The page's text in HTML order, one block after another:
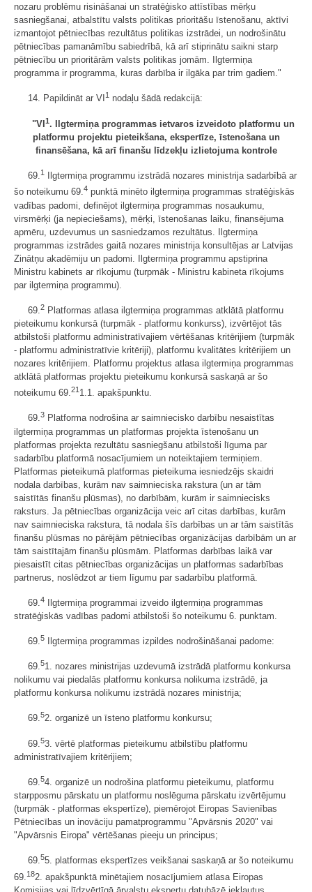
nozaru problēmu risināšanai un stratēģisko attīstības mērķu
sasniegšanai, atbalstītu valsts politikas prioritāšu īstenošanu, aktīvi
izmantojot pētniecības rezultātus politikas izstrādei, un nodrošinātu
pētniecības pamanāmību sabiedrībā, kā arī stiprinātu saikni starp
pētniecību un prioritārām valsts politikas jomām. Ilgtermiņa
programma ir programma, kuras darbība ir ilgāka par trim gadiem."
14. Papildināt ar VI 1 nodaļu šādā redakcijā:
"VI 1. Ilgtermiņa programmas ietvaros izveidoto platformu un
platformu projektu pieteikšana, ekspertīze, īstenošana un
finansēšana, kā arī finanšu līdzekļu izlietojuma kontrole
69.1
Ilgtermiņa programmu izstrādā nozares ministrija sadarbībā ar
šo noteikumu 69.4 punktā minēto ilgtermiņa programmas stratēģiskās
vadības padomi, definējot ilgtermiņa programmas nosaukumu,
virsmērķi (ja nepieciešams), mērķi, īstenošanas laiku, finansējuma
apmēru, uzdevumus un sasniedzamos rezultātus. Ilgtermiņa
programmas izstrādes gaitā nozares ministrija konsultējas ar Latvijas
Zinātņu akadēmiju un padomi. Ilgtermiņa programmu apstiprina
Ministru kabinets ar rīkojumu (turpmāk - Ministru kabineta rīkojums
par ilgtermiņa programmu).
69. 2 Platformas atlasa ilgtermiņa programmas atklātā platformu
pieteikumu konkursā (turpmāk - platformu konkurss), izvērtējot tās
atbilstoši platformu administratīvajiem vērtēšanas kritērijiem (turpmāk
- platformu administratīvie kritēriji), platformu kvalitātes kritērijiem un
nozares kritērijiem. Platformu projektus atlasa ilgtermiņa programmas
atklātā platformas projektu pieteikumu konkursā saskaņā ar šo
noteikumu 69.21 1.1. apakšpunktu.
69.3 Platforma nodrošina ar saimniecisko darbību nesaistītas
ilgtermiņa programmas un platformas projekta īstenošanu un
platformas projekta rezultātu sasniegšanu atbilstoši līguma par
sadarbību platformā nosacījumiem un noteiktajiem termiņiem.
Platformas pieteikumā platformas pieteikuma iesniedzējs skaidri
nodala darbības, kurām nav saimnieciska rakstura (un ar tām
saistītās finanšu plūsmas), no darbībām, kurām ir saimniecisks
raksturs. Ja pētniecības organizācija veic arī citas darbības, kurām
nav saimnieciska rakstura, tā nodala šīs darbības un ar tām saistītās
finanšu plūsmas no pārējām pētniecības organizācijas darbībām un ar
tām saistītajām finanšu plūsmām. Platformas darbības laikā var
piesaistīt citas pētniecības organizācijas un platformas sadarbības
partnerus, noslēdzot ar tiem līgumu par sadarbību platformā.
69. 4
Ilgtermiņa programmai izveido ilgtermiņa programmas
stratēģiskās vadības padomi atbilstoši šo noteikumu 6. punktam.
69.5 Ilgtermiņa programmas izpildes nodrošināšanai padome:
69.51. nozares ministrijas uzdevumā izstrādā platformu konkursa
nolikumu vai piedalās platformu konkursa nolikuma izstrādē, ja
platformu konkursa nolikumu izstrādā nozares ministrija;
69.52. organizē un īsteno platformu konkursu;
69.53. vērtē platformas pieteikumu atbilstību platformu
administratīvajiem kritērijiem;
69.54. organizē un nodrošina platformu pieteikumu, platformu
starpposmu pārskatu un platformu noslēguma pārskatu izvērtējumu
(turpmāk - platformas ekspertīze), piemērojot Eiropas Savienības
Pētniecības un inovāciju pamatprogrammu "Apvārsnis 2020" vai
"Apvārsnis Eiropa" vērtēšanas pieeju un principus;
69.55. platformas ekspertīzes veikšanai saskaņā ar šo noteikumu
69.182. apakšpunktā minētajiem nosacījumiem atlasa Eiropas